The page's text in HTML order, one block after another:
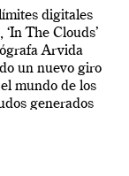
digitales
The Clouds’
Arvida
un nuevo giro
mundo de los
generados